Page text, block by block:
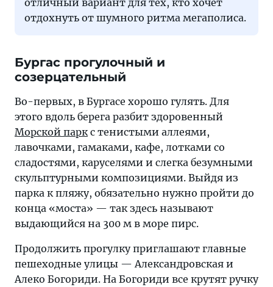
отличный вариант для тех, кто хочет
отдохнуть от шумного ритма мегаполиса.
Бургас прогулочный и
созерцательный
Во-первых, в Бургасе хорошо гулять. Для
этого вдоль берега разбит здоровенный
Морской паркс тенистыми аллеями,
лавочками, гамаками, кафе, лотками со
сладостями, каруселями и слегка безумными
скульптурными композициями. Выйдя из
парка к пляжу, обязательно нужно пройти до
конца «моста» — так здесь называют
выдающийся на 300 м в море пирс.
Продолжить прогулку приглашают главные
пешеходные улицы — Александровская и
Алеко Богориди. На Богориди все крутят ручку